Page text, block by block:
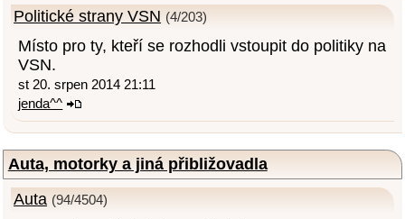
Politické strany VSN (4/203)
Místo pro ty, kteří se rozhodli vstoupit do politiky na
VSN.
st 20. srpen 2014 21:11
jenda^^
Auta, motorky a jiná přibližovadla
Auta (94/4504)